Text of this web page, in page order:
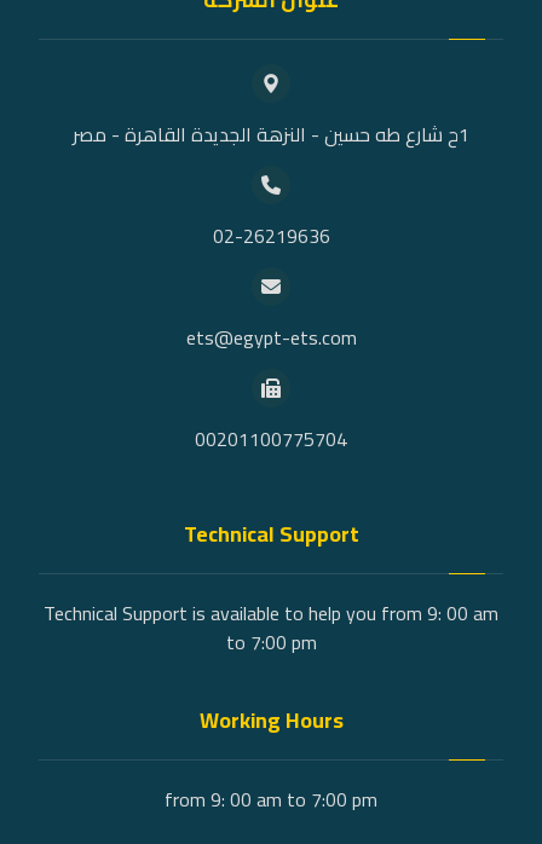
1ح شارع طه حسين - النزهة الجديدة القاهرة - مصر
02-26219636
ets@egypt-ets.com
00201100775704
Technical Support
Technical Support is available to help you from 9: 00 am
to 7:00 pm
Working Hours
from 9: 00 am to 7:00 pm